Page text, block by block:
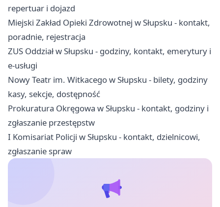
repertuar i dojazd
Miejski Zakład Opieki Zdrowotnej w Słupsku - kontakt,
poradnie, rejestracja
ZUS Oddział w Słupsku - godziny, kontakt, emerytury i
e-usługi
Nowy Teatr im. Witkacego w Słupsku - bilety, godziny
kasy, sekcje, dostępność
Prokuratura Okręgowa w Słupsku - kontakt, godziny i
zgłaszanie przestępstw
I Komisariat Policji w Słupsku - kontakt, dzielnicowi,
zgłaszanie spraw